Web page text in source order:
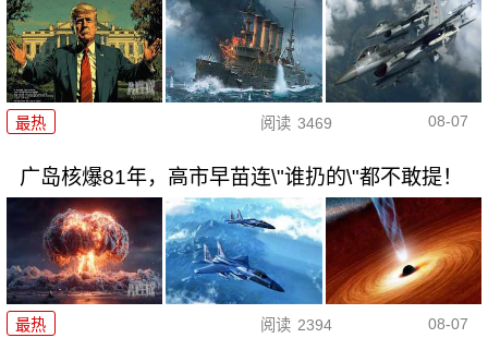
最热 阅读 3469 08-07
广岛核爆81年，高市早苗连\"谁扔的\"都不敢提！
最热 阅读 2394 08-07